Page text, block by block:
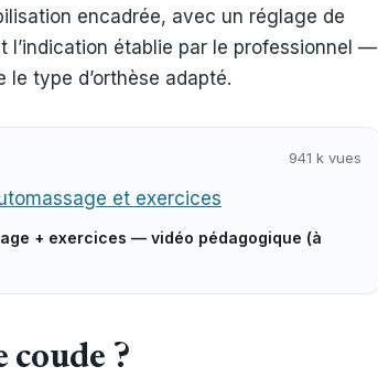
encadrée, avec un réglage de
l’indication établie par le professionnel —
type d’orthèse adapté.
941 k vues
+ exercices — vidéo pédagogique (à
coude ?